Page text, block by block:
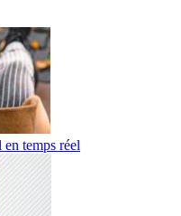
temps réel